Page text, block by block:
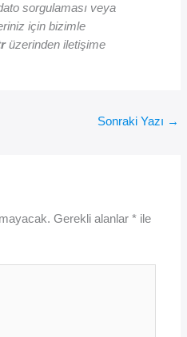
sorgulaması veya
için bizimle
üzerinden iletişime
Sonraki Yazı →
Gerekli alanlar* ile